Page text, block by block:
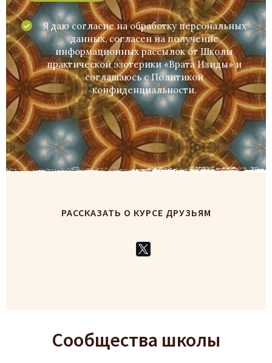
Я даю согласие на обработку персональных
данных, согласен на получение
информационных рассылок от Школы
практической эзотерики «Врата Изиды» и
соглашаюсь cПолитикой
конфиденциальности.
РАССКАЗАТЬ О КУРСЕ ДРУЗЬЯМ
Сообщества школы